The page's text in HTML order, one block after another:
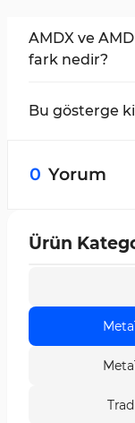
AMDX ve
fark nedir?
birikim,
oturumlarını
Bu gösterge
yapan
0 Yorum
Ürün